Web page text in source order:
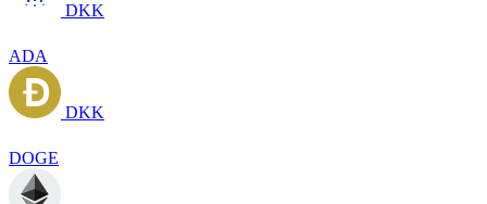
DKK
ADA
DKK
DOGE